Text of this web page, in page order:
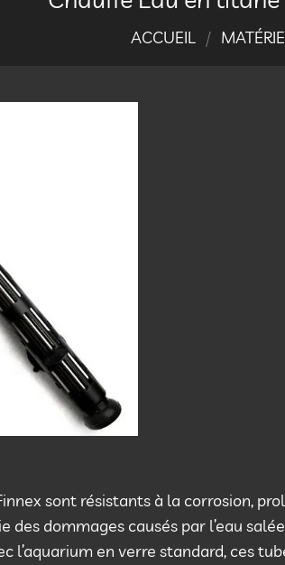
ACCUEIL /
sont résistants à la corrosion,
des dommages causés par l’eau
l’aquarium en verre standard, ces